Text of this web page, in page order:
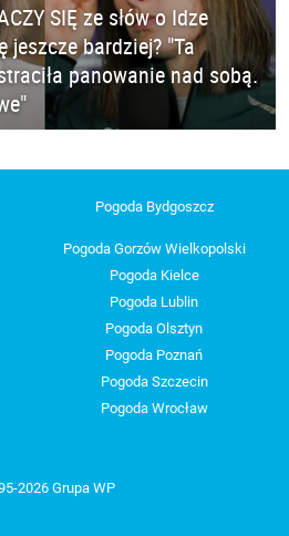
SIĘ ze słów o Idze
jeszcze bardziej? "Ta
panowanie nad sobą.
Pogoda Bydgoszcz
Pogoda Gorzów Wielkopolski
Pogoda Kielce
Pogoda Lublin
Pogoda Olsztyn
Pogoda Poznań
Pogoda Szczecin
Pogoda Wrocław
2026 Grupa WP